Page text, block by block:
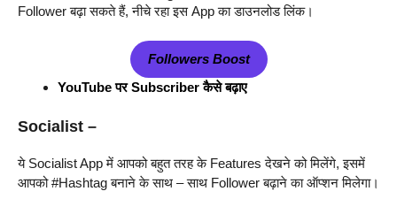
Follower बढ़ा सकते हैं, नीचे रहा इस App का डाउनलोड लिंक।
Followers Boost
YouTube पर Subscriber कैसे बढ़ाए
Socialist –
ये Socialist App में आपको बहुत तरह के Features देखने को मिलेंगे, इसमें
आपको #Hashtag बनाने के साथ – साथ Follower बढ़ाने का ऑप्शन मिलेगा।